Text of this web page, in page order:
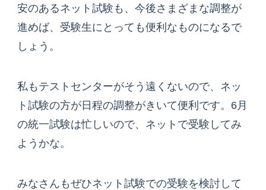
安のあるネット試験も、今後さまざまな調整が
進めば、受験生にとっても便利なものになるで
しょう。
私もテストセンターがそう遠くないので、ネッ
ト試験の方が日程の調整がきいて便利です。6月
の統一試験は忙しいので、ネットで受験してみ
ようかな。
みなさんもぜひネット試験での受験を検討して